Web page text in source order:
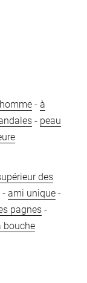
homme -à
- peau
des
-ami unique -
pagnes -
bouche